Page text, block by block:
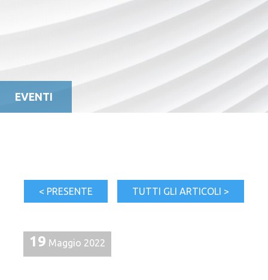
EVENTI
< PRESENTE TUTTI GLI ARTICOLI >
19 Maggio 2022